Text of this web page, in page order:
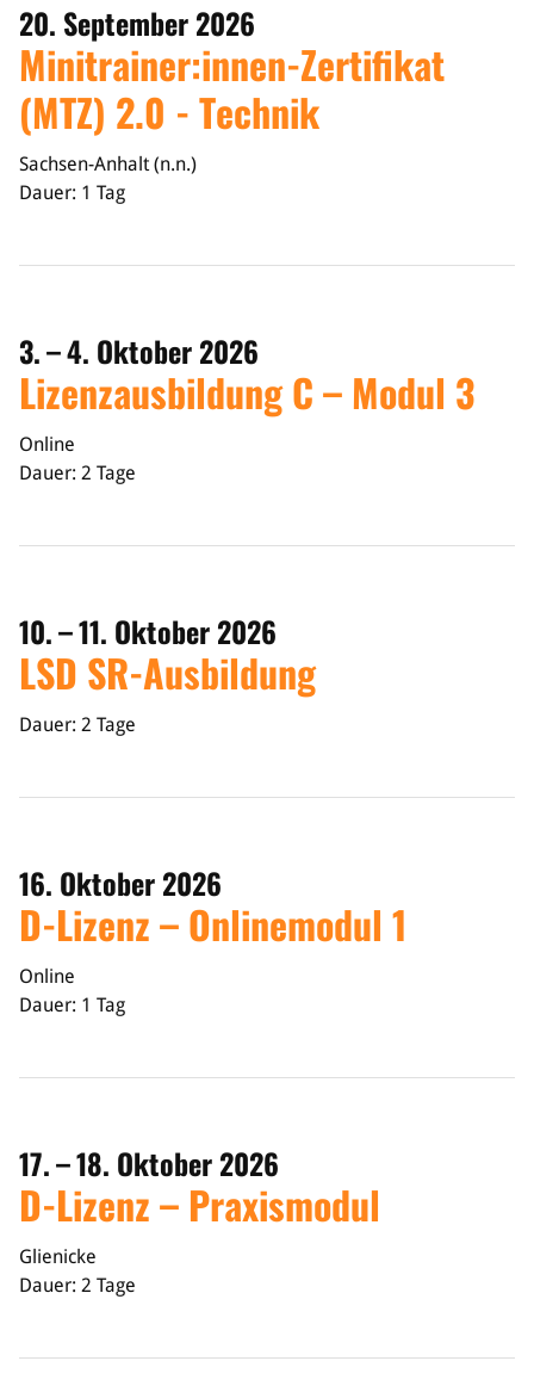
20. September 2026
Minitrainer:innen-Zertifikat
(MTZ) 2.0 - Technik
Sachsen-Anhalt (n.n.)
Dauer: 1 Tag
3. – 4. Oktober 2026
Lizenzausbildung C – Modul 3
Online
Dauer: 2 Tage
10. – 11. Oktober 2026
LSD SR-Ausbildung
Dauer: 2 Tage
16. Oktober 2026
D-Lizenz – Onlinemodul 1
Online
Dauer: 1 Tag
17. – 18. Oktober 2026
D-Lizenz – Praxismodul
Glienicke
Dauer: 2 Tage